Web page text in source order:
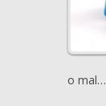
o mal…